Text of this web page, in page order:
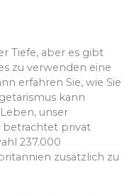
Tiefe, aber es gibt
zu verwenden eine
erfahren Sie, wie Sie
kann
unser
betrachtet privat
237.000
zusätzlich zu